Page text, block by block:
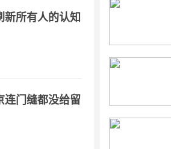
所有人的认知
连门缝都没给留